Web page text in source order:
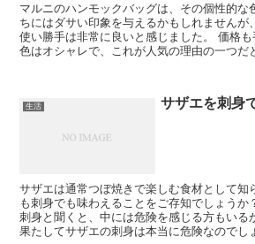
マルニのハンモックバッグは、その個性的な
ちにはダサい印象を与えるかもしれませんが
使い勝手は非常に良いと感じました。 価格
色はオシャレで、これが人気の理由の一つだ
生活 サザエを刺身
サザエは通常つぼ焼きで楽しむ食材として知
も刺身でも味わえることをご存知でしょうか
刺身と聞くと、中には危険を感じる方もいる
果たしてサザエの刺身は本当に危険なのでし